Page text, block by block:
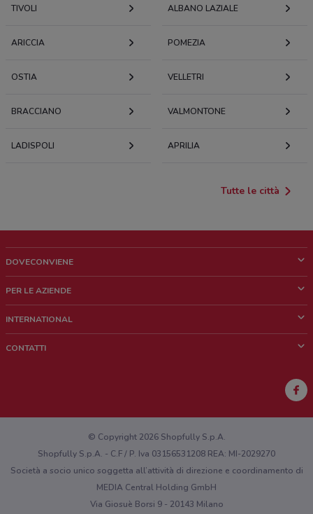
TIVOLI ALBANO LAZIALE
ARICCIA POMEZIA
OSTIA VELLETRI
BRACCIANO VALMONTONE
LADISPOLI APRILIA
Tutte le città
DOVECONVIENE
Chi siamo
Lavora con noi
PER LE AZIENDE
Richieste commerciali e marketing
INTERNATIONAL
CONTATTI
Hai un malfunzionamento sul web o sull'app?
© Copyright 2026 Shopfully S.p.A.
Shopfully S.p.A. - C.F / P. Iva 03156531208 REA: MI-2029270
Società a socio unico soggetta all’attività di direzione e coordinamento di
MEDIA Central Holding GmbH
Via Giosuè Borsi 9 - 20143 Milano